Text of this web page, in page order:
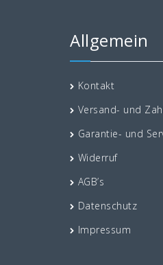
Allgemein
Kontakt
Versand- und
Garantie- und
Widerruf
AGB’s
Datenschutz
Impressum